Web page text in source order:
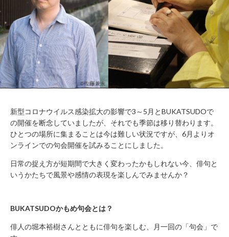
新型コロナウイルス感染拡大の影響で3～5月とBUKATSUDOで
の開催を断念していましたが、それでも季節は移り替わります。
ひとつの場所に集まることは今は難しい状況ですが、6月よりオ
ンラインでの句会開催を試みることにしました。
日常の捉え方が短期間で大きく変わったかもしれない今、俳句と
いうかたちで風景や感情の表現を楽しんでみませんか？
BUKATSUDOかもめ句会とは？
俳人の堀本裕樹さんとともに俳句を楽しむ、月一回の「句会」で
RENTAL
SPACE
FLOW（ご
利用の流
れ）
KITCHEN
HALL
BOOTH
ROOM
WORK
LOUNGE
BUSHITSU
る
REPORT
BUKATSUDO?
ACCESS
設
業